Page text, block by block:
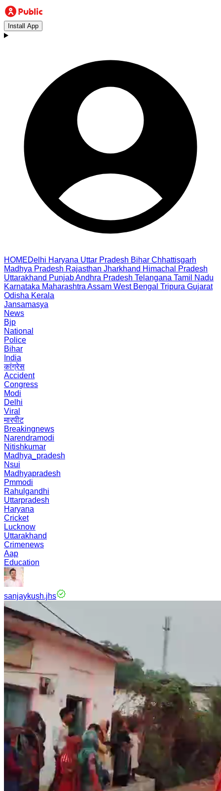
Install App
HOMEDelhi Haryana Uttar Pradesh Bihar Chhattisgarh
Madhya Pradesh Rajasthan Jharkhand Himachal Pradesh
Uttarakhand PunjabAndhra Pradesh Telangana Tamil Nadu
Karnataka Maharashtra Assam West Bengal Tripura Gujarat
Odisha Kerala
Jansamasya
News
Bjp
National
Police
Bihar
India
कांग्रेस
Accident
Congress
Modi
Delhi
Viral
मारपीट
Breakingnews
Narendramodi
Nitishkumar
Madhya_pradesh
Nsui
Madhyapradesh
Pmmodi
Rahulgandhi
Uttarpradesh
Haryana
Cricket
Lucknow
Uttarakhand
Crimenews
Aap
Education
sanjaykush.jhs